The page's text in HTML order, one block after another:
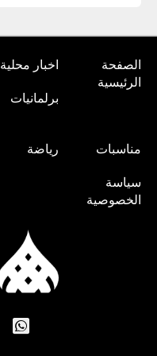
الصفحة
الرئيسية
اخبار محلية
برلمانيات
مناسبات رياضة
سياسة
الخصوصية